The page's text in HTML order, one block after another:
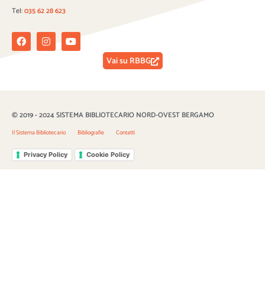
Tel:035 62 28 623
FacebookInstagramYoutube
Vai su RBBG
© 2019 - 2024 SISTEMA BIBLIOTECARIO NORD-OVEST BERGAMO
Il Sistema Bibliotecario Bibliografie Contatti
Privacy Policy Cookie Policy